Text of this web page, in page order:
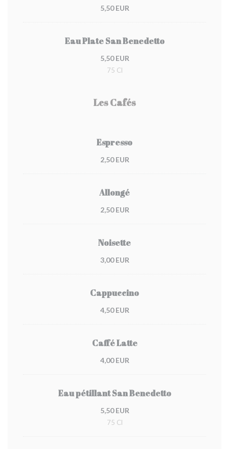
5,50 EUR
Eau Plate San Benedetto
5,50 EUR
75 Cl
Les Cafés
Espresso
2,50 EUR
Allongé
2,50 EUR
Noisette
3,00 EUR
Cappuccino
4,50 EUR
Caffé Latte
4,00 EUR
Eau pétillant San Benedetto
5,50 EUR
75 Cl